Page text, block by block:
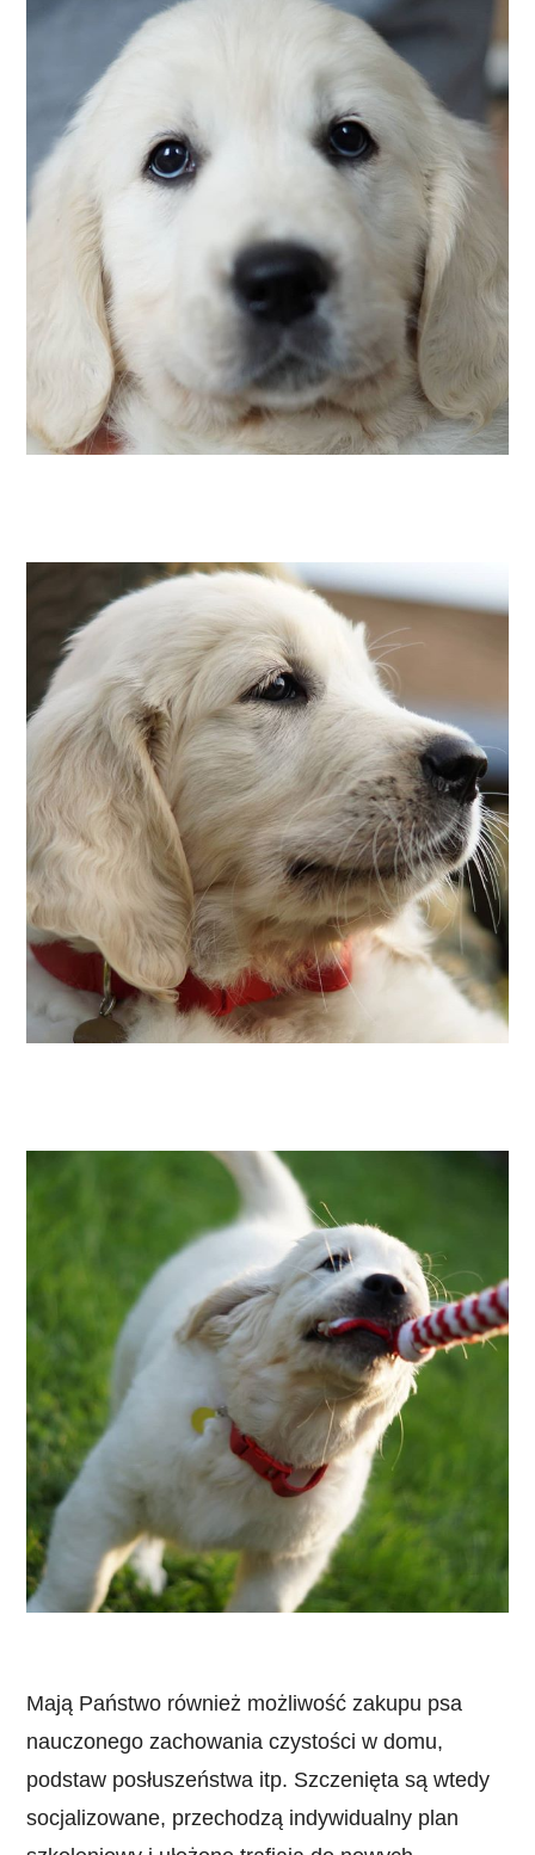
Mają Państwo również możliwość zakupu psa
nauczonego zachowania czystości w domu,
podstaw posłuszeństwa itp. Szczenięta są wtedy
socjalizowane, przechodzą indywidualny plan